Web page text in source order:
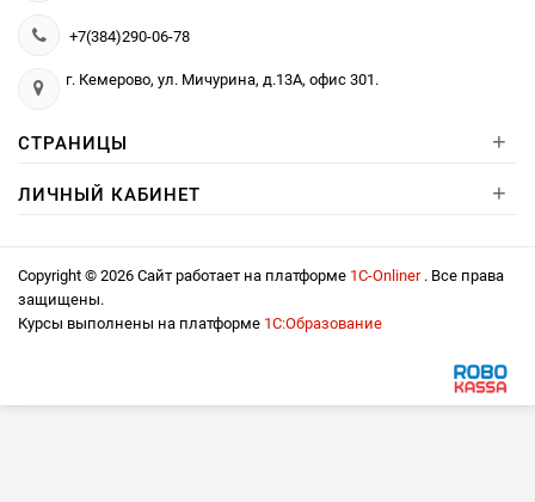
+7(384)290-06-78
г. Кемерово, ул. Мичурина, д.13А, офис 301.
СТРАНИЦЫ +
ЛИЧНЫЙ КАБИНЕТ +
Copyright © 2026 Сайт работает на платформе 1С-Onliner . Все права
защищены.
Курсы выполнены на платформе 1С:Образование